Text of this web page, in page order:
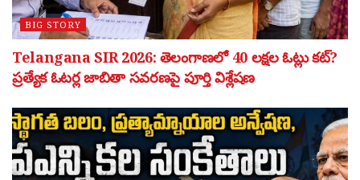
BIG STORY
Telangana SIR 2026: తెలంగాణలో 40 లక్షల ఓట్లు కట్?
ప్రత్యేక ఓటర్ల జాబితా సవరణపై పూర్తి విశ్లేషణ